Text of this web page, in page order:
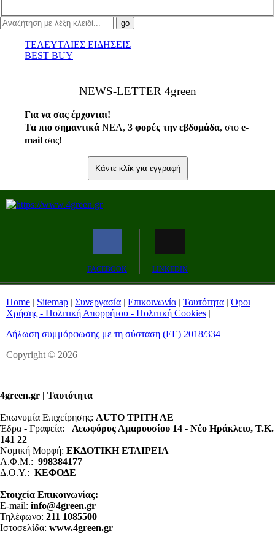
ΤΕΛΕΥΤΑΙΕΣ ΕΙΔΗΣΕΙΣ
BEST BUY
ΝEWS-LETTER 4green
Για να σας έρχονται!
Τα πιο σημαντικά ΝΕΑ, 3 φορές την εβδομάδα, στο e-
mail σας!
Κάντε κλίκ για εγγραφή
FACEBOOK LINKEDIN
Home | Sitemap | Συνεργασία | Επικοινωνία | Ταυτότητα |Όροι
Χρήσης - Πολιτική Απορρήτου - Πολιτική Cookies |
Δήλωση συμμόρφωσης με τη σύσταση (ΕΕ) 2018/334
Copyright © 2026
4green.gr | Ταυτότητα
Επωνυμία Επιχείρησης: AUTO ΤΡΙΤΗ ΑΕ
Έδρα - Γραφεία: Λεωφόρος Αμαρουσίου 14 - Νέο Ηράκλειο, Τ.Κ.
141 22
Νομική Μορφή: ΕΚΔΟΤΙΚΗ ΕΤΑΙΡΕΙΑ
Α.Φ.Μ.: 998384177
Δ.Ο.Υ.: ΚΕΦΟΔΕ
Στοιχεία Επικοινωνίας:
E-mail: info@4green.gr
Τηλέφωνο: 211 1085500
Ιστοσελίδα: www.4green.gr